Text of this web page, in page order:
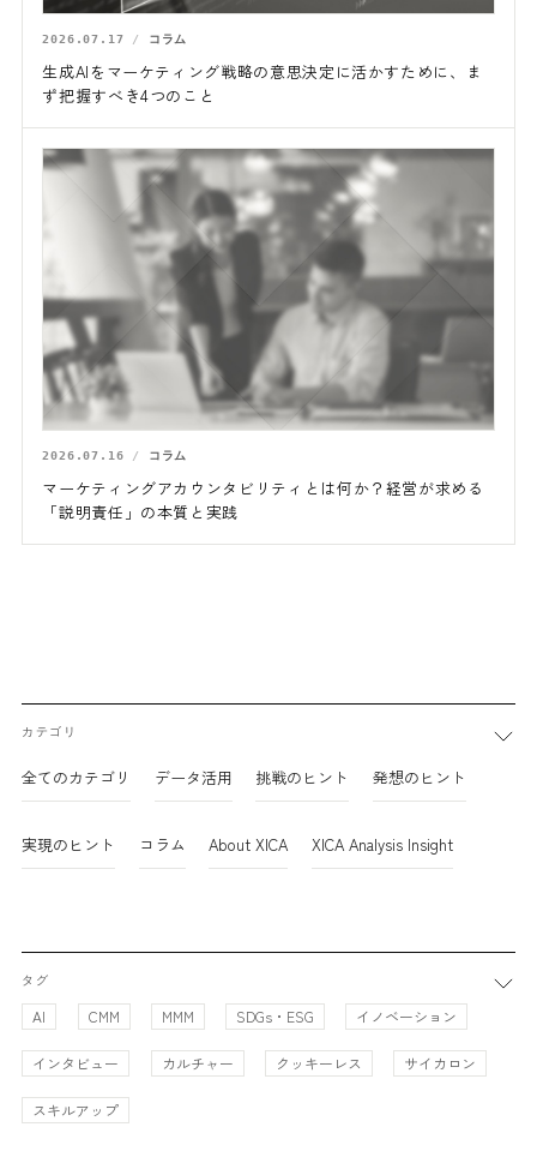
2026.07.17 コラム
生成AIをマーケティング戦略の意思決定に活かすために、ま
ず把握すべき4つのこと
2026.07.16 コラム
マーケティングアカウンタビリティとは何か？経営が求める
「説明責任」の本質と実践
カテゴリ
全てのカテゴリ データ活用 挑戦のヒント 発想のヒント
実現のヒント コラム About XICA XICA Analysis Insight
タグ
AI CMM MMM SDGs・ESG イノベーション
インタビュー カルチャー クッキーレス サイカロン
スキルアップ